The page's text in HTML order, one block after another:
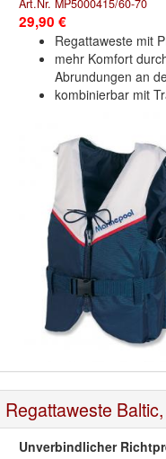
Art.Nr. MP5000415/60-70
29,90 €
Regattaweste mit
mehr Komfort
Abrundungen an
kombinierbar mit
Regattaweste
Unverbindlicher